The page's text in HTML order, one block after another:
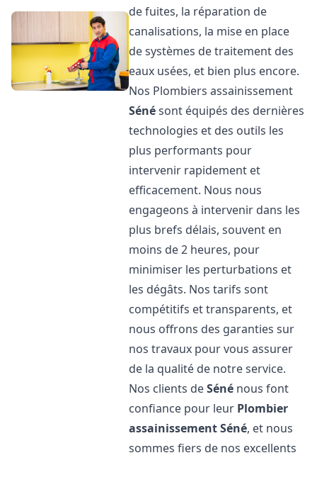
de fuites, la réparation de
canalisations, la mise en place
de systèmes de traitement des
eaux usées, et bien plus encore.
Nos Plombiers assainissement
Sénésont équipés des dernières
technologies et des outils les
plus performants pour
intervenir rapidement et
efficacement. Nous nous
engageons à intervenir dans les
plus brefs délais, souvent en
moins de 2 heures, pour
minimiser les perturbations et
les dégâts. Nos tarifs sont
compétitifs et transparents, et
nous offrons des garanties sur
nos travaux pour vous assurer
de la qualité de notre service.
Nos clients deSéné nous font
confiance pour leur Plombier
assainissementSéné, et nous
sommes fiers de nos excellents